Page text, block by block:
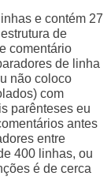
e contém 27
de
comentário
de linha
não coloco
com
parênteses eu
antes
entre
400 linhas, ou
é de cerca